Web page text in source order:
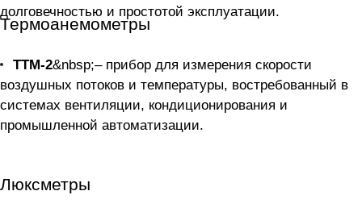
долговечностью и простотой эксплуатации.
Термоанемометры
ТТМ-2&nbsp;– прибор для измерения скорости
воздушных потоков и температуры, востребованный в
системах вентиляции, кондиционирования и
промышленной автоматизации.
Люксметры